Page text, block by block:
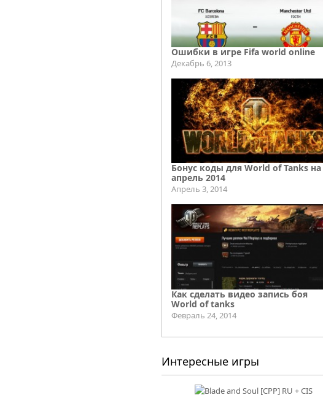
Ошибки в игре Fifa world online
Декабрь 6, 2013
Бонус коды для World of Tanks на
апрель 2014
Апрель 3, 2014
Как сделать видео запись боя
World of tanks
Февраль 24, 2014
Интересные игры